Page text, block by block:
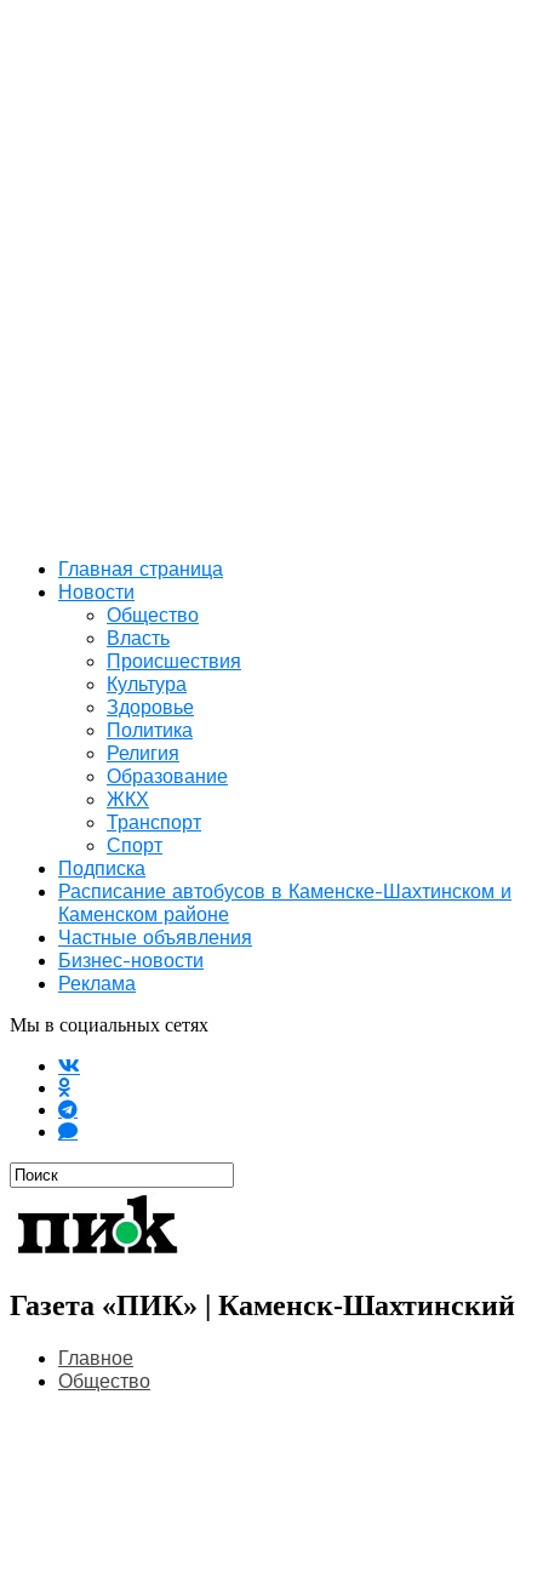
Главная страница
Новости
Общество
Власть
Происшествия
Культура
Здоровье
Политика
Религия
Образование
ЖКХ
Транспорт
Спорт
Подписка
Расписание автобусов в Каменске-Шахтинском и
Каменском районе
Частные объявления
Бизнес-новости
Реклама
Мы в социальных сетях
Газета «ПИК» | Каменск-Шахтинский
Главное
Общество